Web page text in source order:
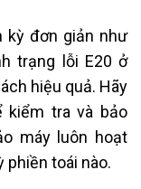
kỳ đơn giản như
trạng lỗi E20 ở
hiệu quả. Hãy
kiểm tra và bảo
máy luôn hoạt
phiền toái nào.